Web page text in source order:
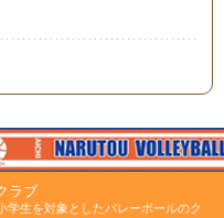
ラブ
生を対象としたバレーボールのク